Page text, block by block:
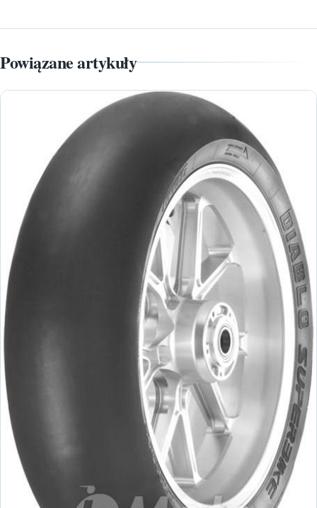
Powiązane artykuły